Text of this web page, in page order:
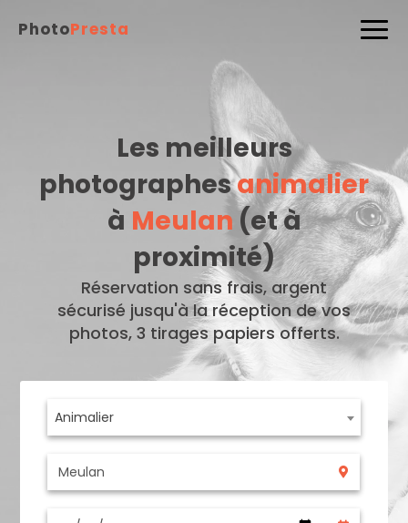
PhotoPresta
Les meilleurs
photographesanimalier
à Meulan(et à
proximité)
Réservation sans frais, argent
sécurisé jusqu'à la réception de vos
photos, 3 tirages papiers offerts.
Animalier